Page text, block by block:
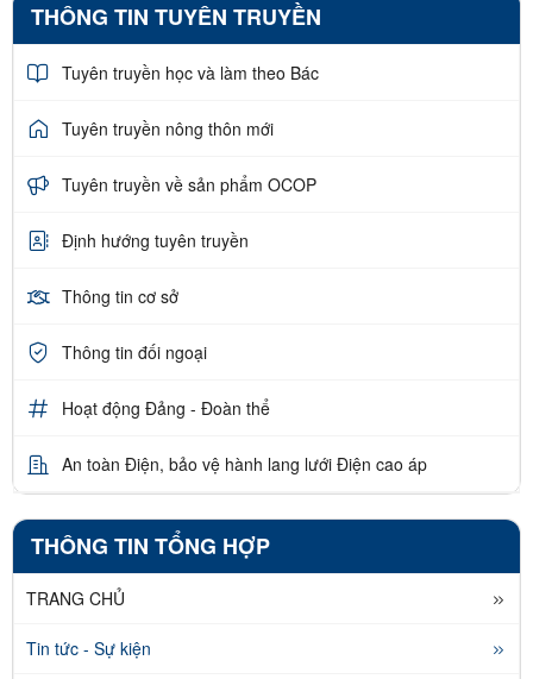
THÔNG TIN TUYÊN TRUYỀN
Tuyên truyền học và làm theo Bác
Tuyên truyền nông thôn mới
Tuyên truyền về sản phẩm OCOP
Định hướng tuyên truyền
Thông tin cơ sở
Thông tin đối ngoại
Hoạt động Đảng - Đoàn thể
An toàn Điện, bảo vệ hành lang lưới Điện cao áp
THÔNG TIN TỔNG HỢP
TRANG CHỦ
Tin tức - Sự kiện